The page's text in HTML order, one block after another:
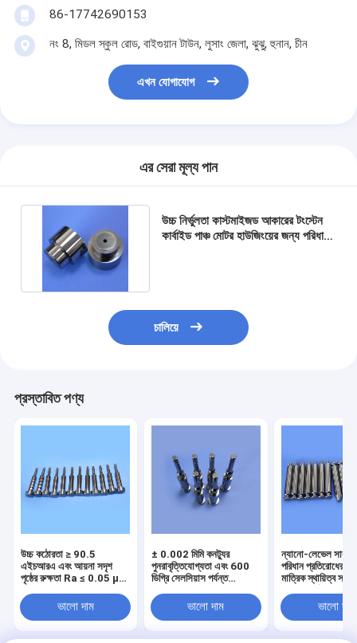
86-17742690153
নং 8, মিডল স্কুল রোড, বাইগুয়ান টাউন, লুসাং জেলা, ঝুঝু, হুনান, চীন
এখন যোগাযোগ
এর সেরা মূল্য পান
উচ্চ নির্ভুলতা কাস্টমাইজড আকারের টংস্টেন
কার্বাইড পাঞ্চ মোটর হাউজিংয়ের জন্য পরিধান
চালিয়ে
প্রস্তাবিত পণ্য
উচ্চ কঠোরতা ≥ 90.5
এইচআরএ এবং আয়না সদৃশ
পৃষ্ঠের রুক্ষতা Ra ≤ 0.05 μm
কার্বাইড সুনির্দিষ্ট Punch
ভালো দাম
± 0.002 মিমি কনট্যুর
পুনরাবৃত্তিযোগ্যতা এবং 600
ডিগ্রি সেলসিয়াস পর্যন্ত
পরিধান এবং জারা প্রতিরোধের
সাথে ফ্রন্ট-এন্ড ফ্ল্যাট সলিড
ভালো দাম
ন্যানো-লেভেল
পরিধান প্রতিরোধের,
মাত্রিক স্থায়িত্ব সহ
ভালো দাম